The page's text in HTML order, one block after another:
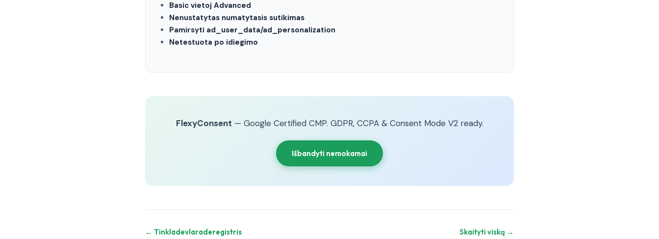
Basic vietoj Advanced
Nenustatytas numatytasis sutikimas
Pamirsyti ad_user_data/ad_personalization
Netestuota po idiegimo
FlexyConsent — Google Certified CMP. GDPR, CCPA & Consent Mode V2 ready.
Išbandyti nemokamai
← Tinkladevlaraderegistris Skaityti viską →